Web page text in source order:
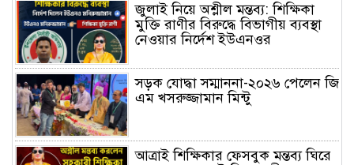
জুলাই নিয়ে অশ্লীল মন্তব্য: শিক্ষিকা
মুক্তি রাণীর বিরুদ্ধে বিভাগীয় ব্যবস্থা
নেওয়ার নির্দেশ ইউএনওর
সড়ক যোদ্ধা সম্মাননা-২০২৬ পেলেন জি
এম খসরুজ্জামান মিন্টু
আত্রাই শিক্ষিকার ফেসবুক মন্তব্য ঘিরে